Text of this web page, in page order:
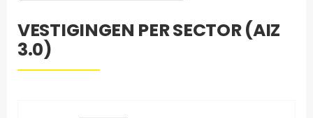
VESTIGINGEN PER SECTOR (AIZ
3.0)